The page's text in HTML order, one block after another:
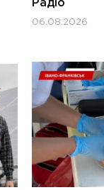
Радіо
06.08.2026